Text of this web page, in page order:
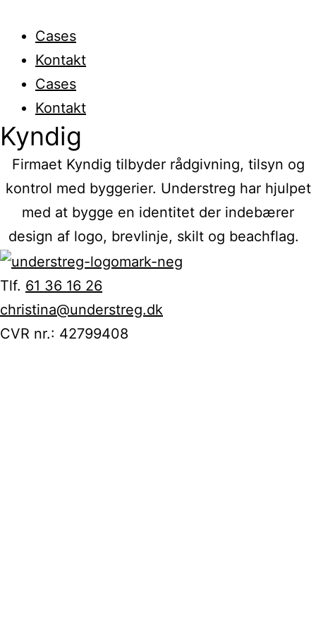
Cases
Kontakt
Cases
Kontakt
Kyndig
Firmaet Kyndig tilbyder rådgivning, tilsyn og
kontrol med byggerier. Understreg har hjulpet
med at bygge en identitet der indebærer
design af logo, brevlinje, skilt og beachflag.
Tlf. 61 36 16 26
christina@understreg.dk
CVR nr.: 42799408